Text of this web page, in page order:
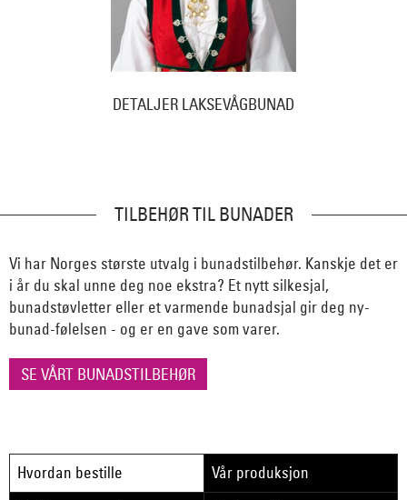
DETALJER LAKSEVÅGBUNAD
TILBEHØR TIL BUNADER
Vi har Norges største utvalg i bunadstilbehør. Kanskje det er
i år du skal unne deg noe ekstra? Et nytt silkesjal,
bunadstøvletter eller et varmende bunadsjal gir deg ny-
bunad-følelsen - og er en gave som varer.
SE VÅRT BUNADSTILBEHØR
Hvordan bestille
Vår produksjon